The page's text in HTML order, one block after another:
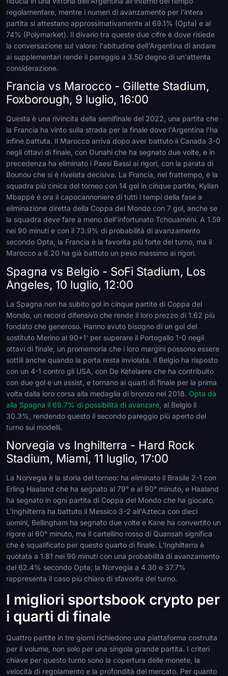
regolamentare, mentre i numeri di avanzamento per l'intera
partita si attestano approssimativamente al 69.1% (Opta) e al
74% (Polymarket). Il divario tra queste due cifre è dove risiede
la conversazione sul valore: l'abitudine dell'Argentina di andare
ai supplementari rende il pareggio a 3.50 degno di un'attenta
considerazione.
Francia vs Marocco - Gillette Stadium,
Foxborough, 9 luglio, 16:00
Questa è una rivincita della semifinale del 2022, una partita che
la Francia ha vinto sulla strada per la finale dove l'Argentina l'ha
infine battuta. Il Marocco arriva dopo aver battuto il Canada 3-0
negli ottavi di finale, con Ounahi che ha segnato due volte, e in
precedenza ha eliminato i Paesi Bassi ai rigori, con la parata di
Bounou che si è rivelata decisiva. La Francia, nel frattempo, è la
squadra più cinica del torneo con 14 gol in cinque partite, Kylian
Mbappé è ora il capocannoniere di tutti i tempi della fase a
eliminazione diretta della Coppa del Mondo con 7 gol, anche se
la squadra deve fare a meno dell'infortunato Tchouaméni. A 1.59
nei 90 minuti e con il 73.9% di probabilità di avanzamento
secondo Opta, la Francia è la favorita più forte del turno, ma il
Marocco a 6.20 ha già battuto un peso massimo ai rigori.
Spagna vs Belgio - SoFi Stadium, Los
Angeles, 10 luglio, 12:00
La Spagna non ha subito gol in cinque partite di Coppa del
Mondo, un record difensivo che rende il loro prezzo di 1.62 più
fondato che generoso. Hanno avuto bisogno di un gol del
sostituto Merino al 90+1' per superare il Portogallo 1-0 negli
ottavi di finale, un promemoria che i loro margini possono essere
sottili anche quando la porta resta inviolata. Il Belgio ha risposto
con un 4-1 contro gli USA, con De Ketelaere che ha contribuito
con due gol e un assist, e tornano ai quarti di finale per la prima
volta dalla loro corsa alla medaglia di bronzo nel 2018. Opta dà
alla Spagna il 69.7% di possibilità di avanzare , al Belgio il
30.3%, rendendo questo il secondo pareggio più aperto del
turno sui modelli.
Norvegia vs Inghilterra - Hard Rock
Stadium, Miami, 11 luglio, 17:00
La Norvegia è la storia del torneo: ha eliminato il Brasile 2-1 con
Erling Haaland che ha segnato al 79° e al 90° minuto, e Haaland
ha segnato in ogni partita di Coppa del Mondo che ha giocato.
L'Inghilterra ha battuto il Messico 3-2 all'Azteca con dieci
uomini, Bellingham ha segnato due volte e Kane ha convertito un
rigore al 60° minuto, ma il cartellino rosso di Quansah significa
che è squalificato per questo quarto di finale. L'Inghilterra è
quotata a 1.81 nei 90 minuti con una probabilità di avanzamento
del 62.4% secondo Opta; la Norvegia a 4.30 e 37.7%
rappresenta il caso più chiaro di sfavorita del turno.
I migliori sportsbook crypto per
i quarti di finale
Quattro partite in tre giorni richiedono una piattaforma costruita
per il volume, non solo per una singola grande partita. I criteri
chiave per questo turno sono la copertura delle monete, la
velocità di regolamento e la profondità del mercato. Per quanto